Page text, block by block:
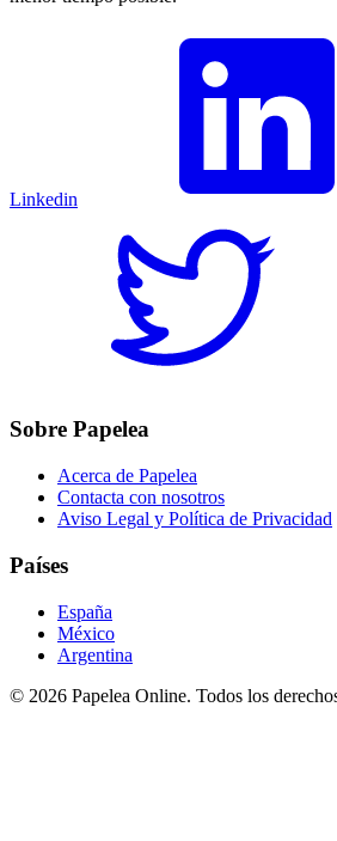
Linkedin
Sobre Papelea
Acerca de Papelea
Contacta con nosotros
Aviso Legal y Política de Privacidad
Países
España
México
Argentina
© 2026 Papelea Online. Todos los